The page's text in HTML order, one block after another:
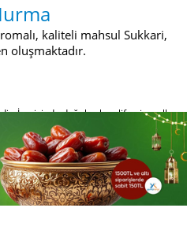
kaliteli mahsul Sukkari,
oluşmaktadır.
İçerisinde doğal şeker, lif, mineraller
oruç tutan kişiler için iftar ve sahurda
tatlarına hitap eden bir lezzete sahiptir.
tazeliği ve lezzetiyle doğrudan